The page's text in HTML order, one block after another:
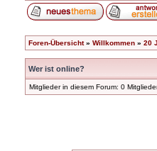
Foren-Übersicht» Willkommen » 20
Wer ist online?
Mitglieder in diesem Forum: 0